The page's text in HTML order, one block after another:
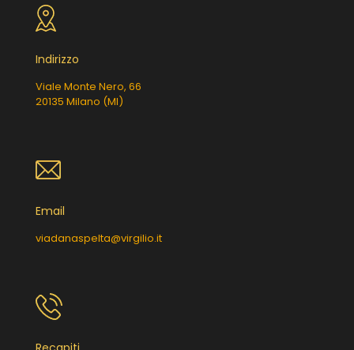
Indirizzo
Viale Monte Nero, 66
20135 Milano (MI)
Email
viadanaspelta@virgilio.it